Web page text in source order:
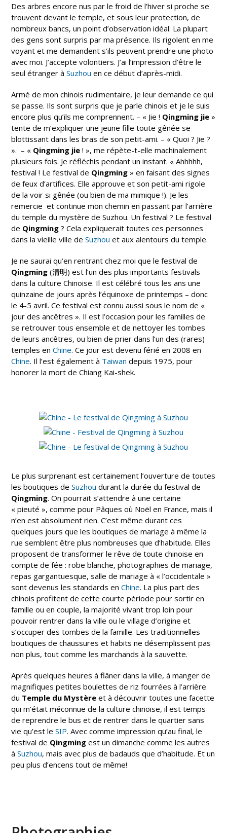
Des arbres encore nus par le froid de l’hiver si proche se
trouvent devant le temple, et sous leur protection, de
nombreux bancs, un point d’observation idéal. La plupart
des gens sont surpris par ma présence. Ils rigolent en me
voyant et me demandent s’ils peuvent prendre une photo
avec moi. J’accepte volontiers. J’ai l’impression d’être le
seul étranger àSuzhou en ce début d’après-midi.
Armé de mon chinois rudimentaire, je leur demande ce qui
se passe. Ils sont surpris que je parle chinois et je le suis
encore plus qu’ils me comprennent. – « Jie ! Qingming jie »
tente de m’expliquer une jeune fille toute gênée se
blottissant dans les bras de son petit-ami. – « Quoi ? Jie ?
». – « Qingming jie ! », me répète-t-elle machinalement
plusieurs fois. Je réfléchis pendant un instant. « Ahhhhh,
festival ! Le festival de Qingming » en faisant des signes
de feux d’artifices. Elle approuve et son petit-ami rigole
de la voir si gênée (ou bien de ma mimique !). Je les
remercie et continue mon chemin en passant par l’arrière
du temple du mystère de Suzhou. Un festival ? Le festival
de Qingming ? Cela expliquerait toutes ces personnes
dans la vieille ville deSuzhou et aux alentours du temple.
Je ne saurai qu’en rentrant chez moi que le festival de
Qingming (清明) est l’un des plus importants festivals
dans la culture Chinoise. Il est célébré tous les ans une
quinzaine de jours après l’équinoxe de printemps – donc
le 4-5 avril. Ce festival est connu aussi sous le nom de «
jour des ancêtres ». Il est l’occasion pour les familles de
se retrouver tous ensemble et de nettoyer les tombes
de leurs ancêtres, ou bien de prier dans l’un des (rares)
temples enChine. Ce jour est devenu férié en 2008 en
Chine. Il l’est également à Taiwan depuis 1975, pour
honorer la mort de Chiang Kai-shek.
Le plus surprenant est certainement l’ouverture de toutes
les boutiques deSuzhou durant la durée du festival de
Qingming. On pourrait s’attendre à une certaine
« pieuté », comme pour Pâques où Noël en France, mais il
n’en est absolument rien. C’est même durant ces
quelques jours que les boutiques de mariage à même la
rue semblent être plus nombreuses que d’habitude. Elles
proposent de transformer le rêve de toute chinoise en
compte de fée : robe blanche, photographies de mariage,
repas gargantuesque, salle de mariage à « l’occidentale »
sont devenus les standards enChine. La plus part des
chinois profitent de cette courte période pour sortir en
famille ou en couple, la majorité vivant trop loin pour
pouvoir rentrer dans la ville ou le village d’origine et
s’occuper des tombes de la famille. Les traditionnelles
boutiques de chaussures et habits ne désemplissent pas
non plus, tout comme les marchands à la sauvette.
Après quelques heures à flâner dans la ville, à manger de
magnifiques petites boulettes de riz fourrées à l’arrière
du Temple du Mystère et à découvrir toutes une facette
qui m’était méconnue de la culture chinoise, il est temps
de reprendre le bus et de rentrer dans le quartier sans
vie qu’est leSIP. Avec comme impression qu’au final, le
festival de Qingming est un dimanche comme les autres
àSuzhou, mais avec plus de badauds que d’habitude. Et un
peu plus d’encens tout de même!